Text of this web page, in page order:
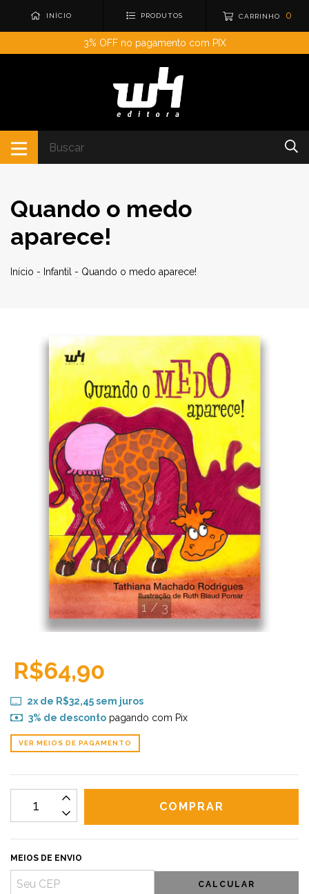
INÍCIO PRODUTOS CARRINHO 0
3% OFF no pagamento com PIX
Quando o medo
aparece!
Início - Infantil - Quando o medo aparece!
1/3
R$64,90
2x de R$32,45sem juros
3% de descontopagando com Pix
VER MEIOS DE PAGAMENTO
MEIOS DE ENVIO
CALCULAR